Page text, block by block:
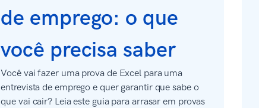
de emprego: o que
você precisa saber
Você vai fazer uma prova de Excel para uma
entrevista de emprego e quer garantir que sabe o
que vai cair? Leia este guia para arrasar em provas